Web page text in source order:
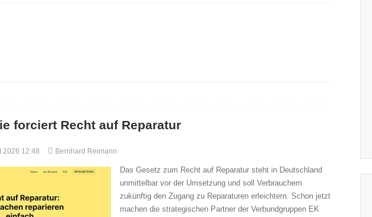
forciert Recht auf Reparatur
2026 12:48 Bernhard Reimann
Das Gesetz zum Recht auf Reparatur steht in Deutschland
unmittelbar vor der Umsetzung und soll Verbrauchern
zukünftig den Zugang zu Reparaturen erleichtern. Schon jetzt
machen die strategischen Partner der Verbundgruppen EK